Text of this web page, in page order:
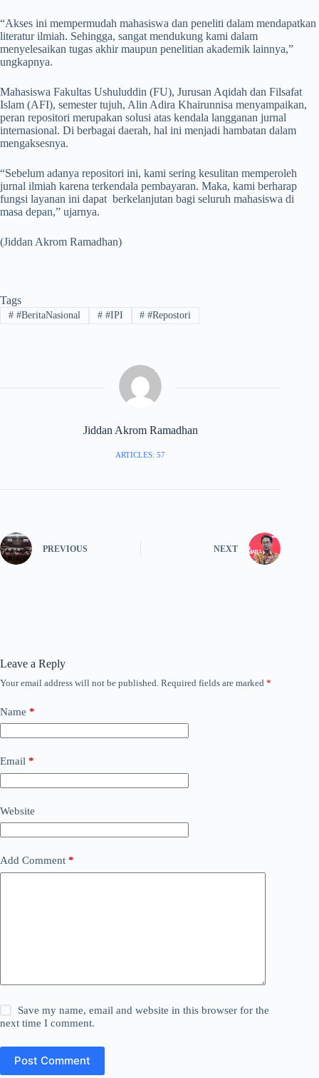
“Akses ini mempermudah mahasiswa dan peneliti dalam mendapatkan
literatur ilmiah. Sehingga, sangat mendukung kami dalam
menyelesaikan tugas akhir maupun penelitian akademik lainnya,”
ungkapnya.
Mahasiswa Fakultas Ushuluddin (FU), Jurusan Aqidah dan Filsafat
Islam (AFI), semester tujuh, Alin Adira Khairunnisa menyampaikan,
peran repositori merupakan solusi atas kendala langganan jurnal
internasional. Di berbagai daerah, hal ini menjadi hambatan dalam
mengaksesnya.
“Sebelum adanya repositori ini, kami sering kesulitan memperoleh
jurnal ilmiah karena terkendala pembayaran. Maka, kami berharap
fungsi layanan ini dapat berkelanjutan bagi seluruh mahasiswa di
masa depan,” ujarnya.
(Jiddan Akrom Ramadhan)
Tags
##BeritaNasional ##IPI # #Repostori
Jiddan Akrom Ramadhan
ARTICLES: 57
PREVIOUS NEXT
Leave a Reply
Your email address will not be published. Required fields are marked *
Name *
Email *
Website
Add Comment *
Save my name, email and website in this browser for the
next time I comment.
Post Comment